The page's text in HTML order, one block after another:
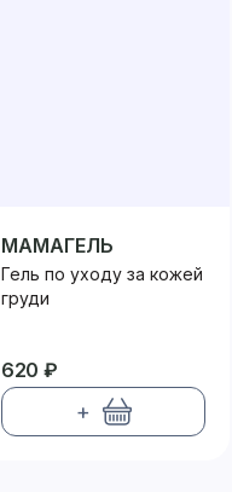
МАМАГЕЛЬ
Гель по уходу за кожей
груди
620 ₽
+